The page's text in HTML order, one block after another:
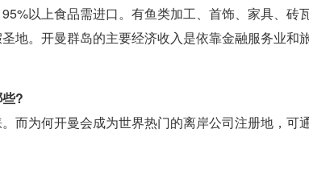
以上食品需进口。有鱼类加工、首饰、家具、砖
。开曼群岛的主要经济收入是依靠金融服务业和旅
?
而为何开曼会成为世界热门的离岸公司注册地，可